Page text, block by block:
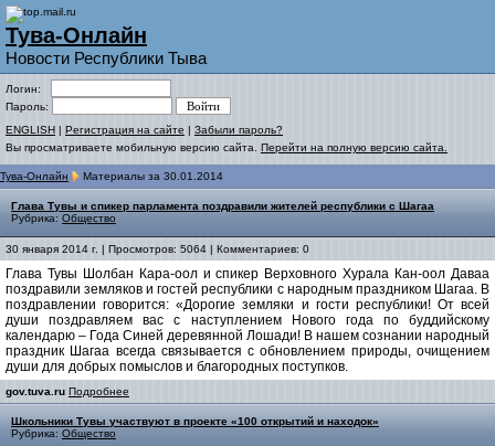
Тува-Онлайн
Новости Республики Тыва
Логин:
Пароль:
ENGLISH | Регистрация на сайте | Забыли пароль?
Вы просматриваете мобильную версию сайта. Перейти на полную версию сайта.
Тува-Онлайн Материалы за 30.01.2014
Глава Тувы и спикер парламента поздравили жителей республики с Шагаа
Рубрика: Общество
30 января 2014 г. | Просмотров: 5064 | Комментариев: 0
Глава Тувы Шолбан Кара-оол и спикер Верховного Хурала Кан-оол Даваа
поздравили земляков и гостей республики с народным праздником Шагаа. В
поздравлении говорится: «Дорогие земляки и гости республики! От всей
души поздравляем вас с наступлением Нового года по буддийскому
календарю – Года Синей деревянной Лошади! В нашем сознании народный
праздник Шагаа всегда связывается с обновлением природы, очищением
души для добрых помыслов и благородных поступков.
gov.tuva.ru Подробнее
Школьники Тувы участвуют в проекте «100 открытий и находок»
Рубрика: Общество